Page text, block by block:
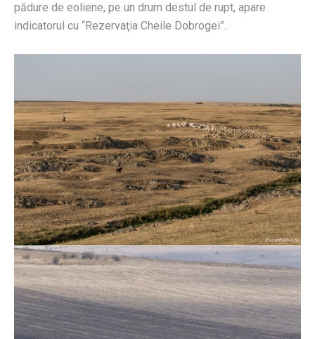
pădure de eoliene, pe un drum destul de rupt, apare
indicatorul cu “Rezervaţia Cheile Dobrogei”.